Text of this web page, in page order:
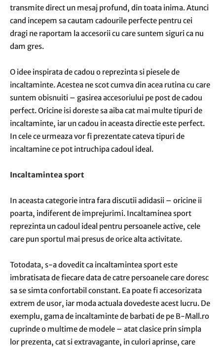
transmite direct un mesaj profund, din toata inima. Atunci
cand incepem sa cautam cadourile perfecte pentru cei
dragi ne raportam la accesorii cu care suntem siguri ca nu
dam gres.
O idee inspirata de cadou o reprezinta si piesele de
incaltaminte. Acestea ne scot cumva din acea rutina cu care
suntem obisnuiti – gasirea accesoriului pe post de cadou
perfect. Oricine isi doreste sa aiba cat mai multe tipuri de
incaltaminte, iar un cadou in aceasta directie este perfect.
In cele ce urmeaza vor fi prezentate cateva tipuri de
incaltamine ce pot intruchipa cadoul ideal.
Incaltamintea sport
In aceasta categorie intra fara discutii adidasii – oricine ii
poarta, indiferent de imprejurimi. Incaltaminea sport
reprezinta un cadoul ideal pentru persoanele active, cele
care pun sportul mai presus de orice alta activitate.
Totodata, s-a dovedit ca incaltamintea sport este
imbratisata de fiecare data de catre persoanele care doresc
sa se simta confortabil constant. Ea poate fi accesorizata
extrem de usor, iar moda actuala dovedeste acest lucru. De
exemplu, gama de incaltaminte de barbati de pe B-Mall.ro
cuprinde o multime de modele – atat clasice prin simpla
lor prezenta, cat si extravagante, in culori aprinse, care